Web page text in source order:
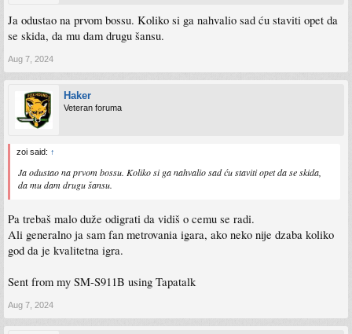
Ja odustao na prvom bossu. Koliko si ga nahvalio sad ću staviti opet da
se skida, da mu dam drugu šansu.
Aug 7, 2024
Haker
Veteran foruma
zoi said: ↑
Ja odustao na prvom bossu. Koliko si ga nahvalio sad ću staviti opet da se skida,
da mu dam drugu šansu.
Pa trebaš malo duže odigrati da vidiš o cemu se radi.
Ali generalno ja sam fan metrovania igara, ako neko nije dzaba koliko
god da je kvalitetna igra.
Sent from my SM-S911B using Tapatalk
Aug 7, 2024